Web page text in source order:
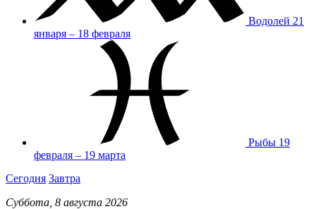
Водолей 21
января – 18 февраля
Рыбы 19
февраля – 19 марта
Сегодня Завтра
Суббота, 8 августа 2026